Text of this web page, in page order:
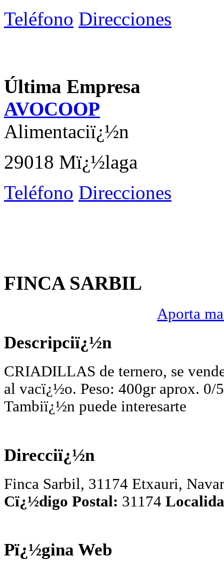
Teléfono Direcciones
Última Empresa
AVOCOOP
Alimentaciï¿½n
29018 Mï¿½laga
Teléfono Direcciones
FINCA SARBIL
Aporta
Descripciï¿½n
CRIADILLAS de ternero, se
al vacï¿½o. Peso: 400gr aprox.
Tambiï¿½n puede interesarte
Direcciï¿½n
Finca Sarbil, 31174 Etxauri,
Cï¿½digo Postal: 31174
Pï¿½gina Web